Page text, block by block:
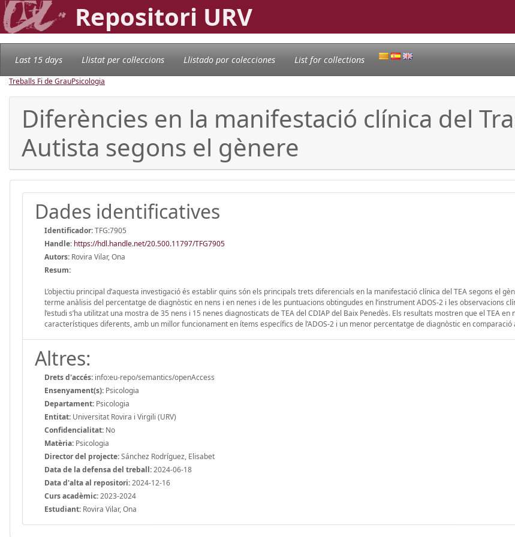
Repositori URV
Last 15 days Llistat per col·leccions Llistado por colecciones List for collections
Treballs Fi de GrauPsicologia
Diferències en la manifestació clínica del
Autista segons el gènere
Dades identificatives
Identificador:TFG:7905
Handle: https://hdl.handle.net/20.500.11797/TFG7905
Autors: Rovira Vilar, Ona
Resum:
L’objectiu principal d’aquesta investigació és establir quins són els principals trets diferencials en la manifestació clínica del TEA segons el
terme anàlisis del percentatge de diagnòstic en nens i en nenes i de les puntuacions obtingudes en l’instrument ADOS-2 i les observacions
l’estudi s’ha utilitzat una mostra de 35 nens i 15 nenes diagnosticats de TEA del CDIAP del Baix Penedès. Els resultats mostren que el TEA en
característiques diferents, amb un millor funcionament en ítems específics de l’ADOS-2 i un menor percentatge de diagnòstic en comparació
Altres:
Drets d'accés: info:eu-repo/semantics/openAccess
Ensenyament(s): Psicologia
Departament: Psicologia
Entitat: Universitat Rovira i Virgili (URV)
Confidencialitat: No
Matèria: Psicologia
Director del projecte:Sánchez Rodríguez, Elisabet
Data de la defensa del treball:2024-06-18
Data d'alta al repositori:2024-12-16
Curs acadèmic:2023-2024
Estudiant: Rovira Vilar, Ona